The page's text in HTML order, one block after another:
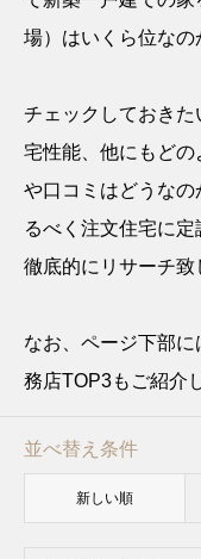
場）はいくら位なの
チェックしておき
宅性能、他にもどの
や口コミはどうなの
るべく注文住宅に
徹底的にリサーチ致
なお、ページ下部
務店TOP3もご紹介
並べ替え条件
新しい順